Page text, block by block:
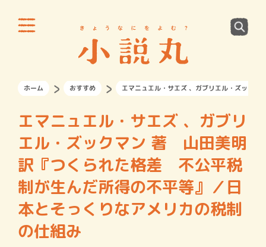
ホーム おすすめ エマニュエル・サエズ 、ガブリエル・ズック
エマニュエル・サエズ 、ガブリ
エル・ズックマン 著 山田美明
訳『つくられた格差 不公平税
制が生んだ所得の不平等』／日
本とそっくりなアメリカの税制
の仕組み